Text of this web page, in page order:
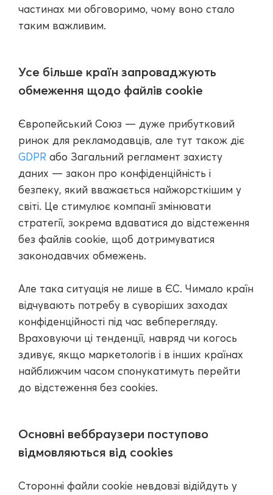
частинах ми обговоримо, чому воно стало
таким важливим.
Усе більше країн запроваджують
обмеження щодо файлів cookie
Європейський Союз — дуже прибутковий
ринок для рекламодавців, але тут також діє
GDPR або Загальний регламент захисту
даних — закон про конфіденційність і
безпеку, який вважається найжорсткішим у
світі. Це стимулює компанії змінювати
стратегії, зокрема вдаватися до відстеження
без файлів cookie, щоб дотримуватися
законодавчих обмежень.
Але така ситуація не лише в ЄС. Чимало країн
відчувають потребу в суворіших заходах
конфіденційності під час вебперегляду.
Враховуючи ці тенденції, навряд чи когось
здивує, якщо маркетологів і в інших країнах
найближчим часом спонукатимуть перейти
до відстеження без cookies.
Основні веббраузери поступово
відмовляються від cookies
Сторонні файли cookie невдовзі відійдуть у